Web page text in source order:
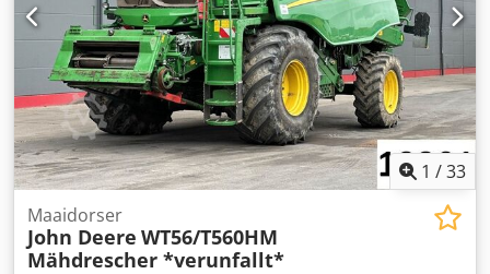
1 /33
Maaidorser
John Deere WT56/T560HM
Mähdrescher *verunfallt*